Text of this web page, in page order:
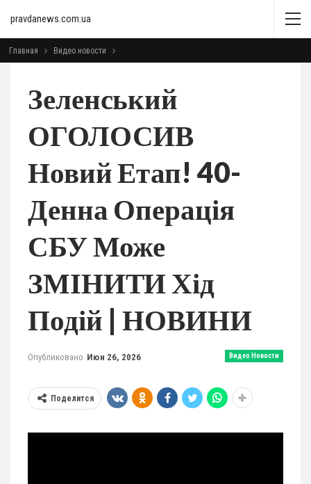
pravdanews.com.ua
Главная Видео новости
Зеленський
ОГОЛОСИВ
Новий Етап! 40-
Денна Операція
СБУ Може
ЗМІНИТИ Хід
Подій | НОВИНИ
Видео Новости
Опубликовано Июн 26, 2026
Поделится